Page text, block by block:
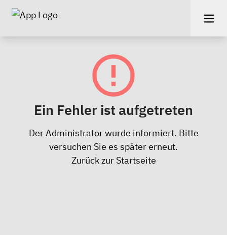
Ein Fehler ist aufgetreten
Der Administrator wurde informiert. Bitte
versuchen Sie es später erneut.
Zurück zur Startseite